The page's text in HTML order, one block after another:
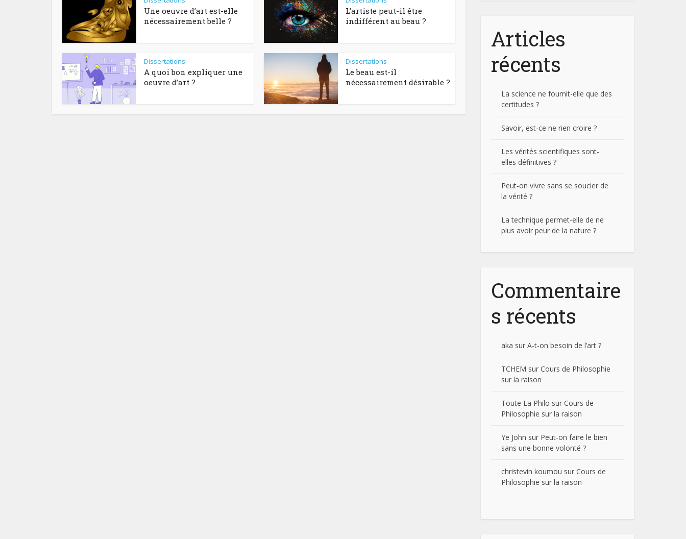
Une oeuvre d’art est-elle
nécessairement belle ?
L’artiste peut-il être
indifférent au beau ?
Dissertations
A quoi bon expliquer une
oeuvre d’art ?
Dissertations
Le beau est-il
nécessairement désirable ?
Articles
récents
La science ne fournit-elle que des
certitudes ?
Savoir, est-ce ne rien croire ?
Les vérités scientifiques sont-
elles définitives ?
Peut-on vivre sans se soucier de
la vérité ?
La technique permet-elle de ne
plus avoir peur de la nature ?
Commentaire
s récents
aka sur A-t-on besoin de l’art ?
TCHEM sur Cours de Philosophie
sur la raison
Toute La Philo sur Cours de
Philosophie sur la raison
Ye John sur Peut-on faire le bien
sans une bonne volonté ?
christevin koumou sur Cours de
Philosophie sur la raison